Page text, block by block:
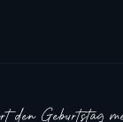
den Geburtstag